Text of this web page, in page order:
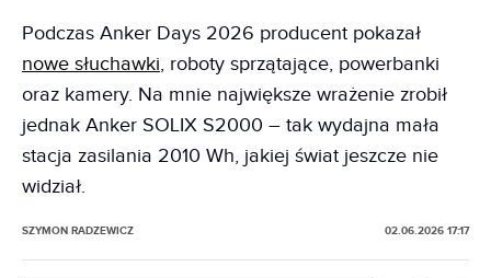
Podczas Anker Days 2026 producent pokazał
nowe słuchawki, roboty sprzątające, powerbanki
oraz kamery. Na mnie największe wrażenie zrobił
jednak Anker SOLIX S2000 – tak wydajna mała
stacja zasilania 2010 Wh, jakiej świat jeszcze nie
widział.
SZYMON RADZEWICZ 02.06.2026 17:17